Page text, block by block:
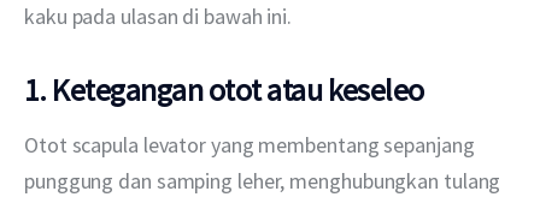
kaku pada ulasan di bawah ini.
1. Ketegangan otot atau keseleo
Otot scapula levator yang membentang sepanjang
punggung dan samping leher, menghubungkan tulang